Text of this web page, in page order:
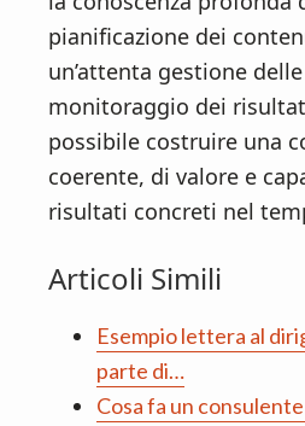
pianificazione dei
un’attenta gestione
monitoraggio dei
possibile costruire una
coerente, di valore e
risultati concreti nel
Articoli Simili
Esempio lettera al
parte di…
Cosa fa un